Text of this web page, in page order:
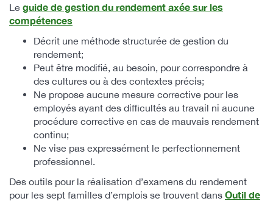
Le guide de gestion du rendement axée sur les
compétences
Décrit une méthode structurée de gestion du
rendement;
Peut être modifié, au besoin, pour correspondre à
des cultures ou à des contextes précis;
Ne propose aucune mesure corrective pour les
employés ayant des difficultés au travail ni aucune
procédure corrective en cas de mauvais rendement
continu;
Ne vise pas expressément le perfectionnement
professionnel.
Des outils pour la réalisation d’examens du rendement
pour les sept familles d’emplois se trouvent dans Outil de